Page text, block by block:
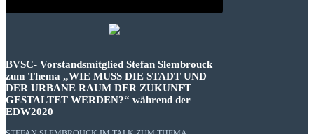
BVSC- Vorstandsmitglied Stefan Slembrouck
zum Thema „WIE MUSS DIE STADT UND
DER URBANE RAUM DER ZUKUNFT
GESTALTET WERDEN?“ während der
EDW2020